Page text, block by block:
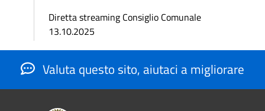
Diretta streaming Consiglio Comunale
13.10.2025
Valuta questo sito, aiutaci a migliorare